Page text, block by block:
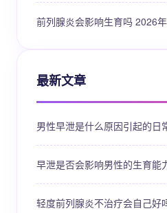
前列腺炎会影响生育吗 2026
最新文章
男性早泄是什么原因引起的日
早泄是否会影响男性的生育能
轻度前列腺炎不治疗会自己好